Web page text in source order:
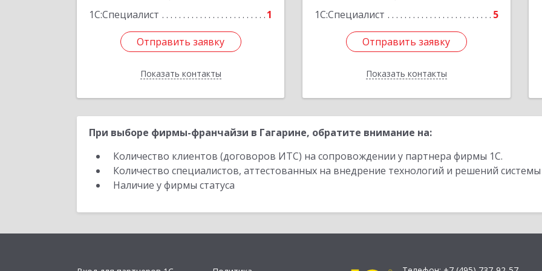
1С:Специалист
1
Отправить заявку
Показать контакты
Отправить заявку
Назад
1С:Специалист
5
Отправить заявку
Показать контакты
Отправить заявку
Назад
При выборе фирмы-франчайзи в Гагарине, обратите внимание на:
Количество клиентов (договоров ИТС) на сопровождении у партнера фирмы 1С.
Количество специалистов, аттестованных на внедрение технологий и решений
Наличие у фирмы статуса